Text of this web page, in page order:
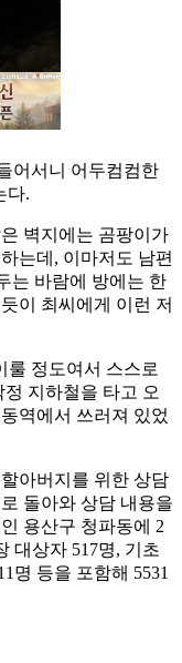
어서니 어두컴컴한
다.
벽지에는 곰팡이가
는데, 이마저도 남편
는 바람에 방에는 한
이 최씨에게 이런 저
룰 정도여서 스스로
지하철을 타고 오
역에서 쓰러져 있었
아버지를 위한 상담
돌아와 상담 내용을
용산구 청파동에 2
대상자 517명, 기초
명 등을 포함해 5531